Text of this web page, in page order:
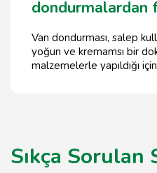
dondurmalardan
Van dondurması, salep
yoğun ve kremamsı bir
malzemelerle yapıldığı
Sıkça Sorulan